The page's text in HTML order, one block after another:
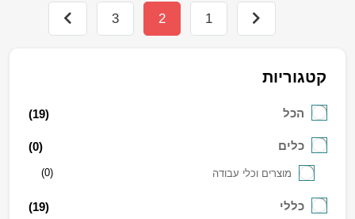
קטגוריות
הכל (19)
כלים (0)
מוצרים וכלי עבודה (0)
כללי (19)
1
2
3